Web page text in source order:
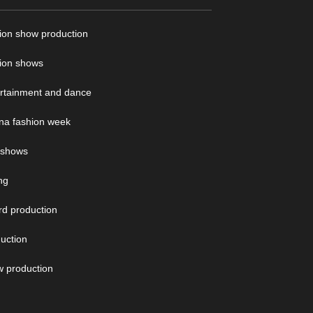
show production
shows
and dance
fashion week
production
production